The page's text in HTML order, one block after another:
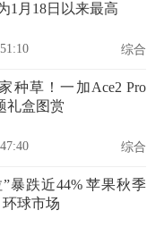
1月18日以来最高
综合
种草！一加Ace2 Pro
礼盒图赏
综合
暴跌近44% 苹果秋季
球市场